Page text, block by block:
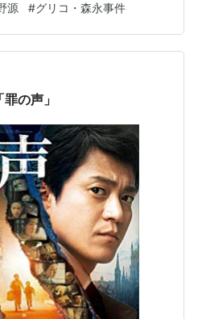
います。 『罪の声』 映画『罪
）公開】 誘拐 脅迫状 青酸ソ
男 かい人２１面相 こうして
件のキーワードは まるで 荒
ラマの覚書みたい(^_^; だから
源 #グリコ・森永事件
の声」